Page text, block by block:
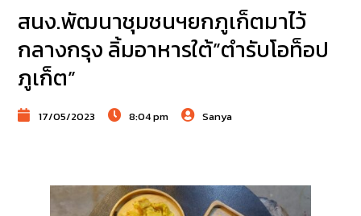
สนง.พัฒนาชุมชนฯยกภูเก็ตมาไว้
กลางกรุง ลิ้มอาหารใต้”ตำรับโอท็อป
ภูเก็ต”
17/05/2023 8:04 pm Sanya